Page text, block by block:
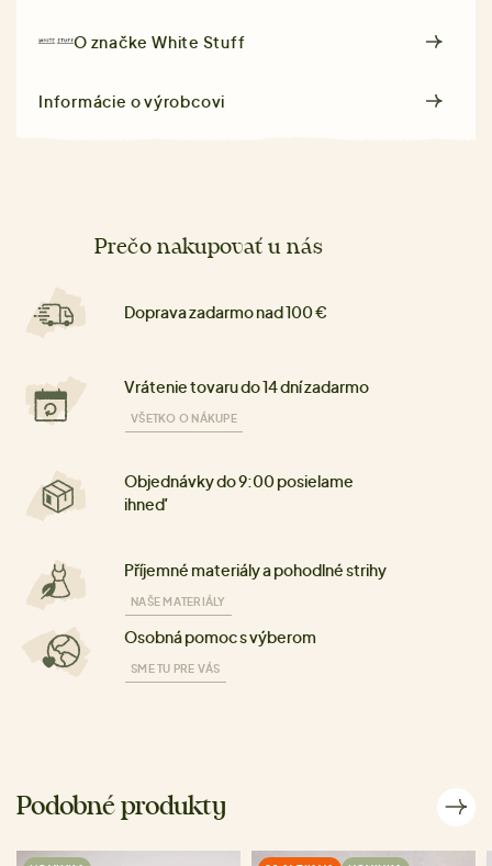
O značkeWhite Stuff
Informácie o výrobcovi
Prečo nakupovať u nás
Doprava zadarmo nad 100 €
Vrátenie tovaru do 14 dní zadarmo
VŠETKO O NÁKUPE
Objednávky do 9:00 posielame
ihneď
Příjemné materiály a pohodlné strihy
NAŠE MATERIÁLY
Osobná pomoc s výberom
SME TU PRE VÁS
Podobné produkty